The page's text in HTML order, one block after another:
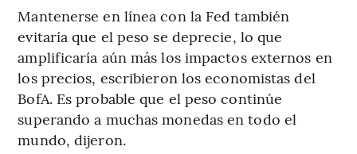
Mantenerse en línea con la Fed también
evitaría que el peso se deprecie, lo que
amplificaría aún más los impactos externos en
los precios, escribieron los economistas del
BofA. Es probable que el peso continúe
superando a muchas monedas en todo el
mundo, dijeron.